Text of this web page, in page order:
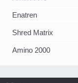
Enatren
Shred Matrix
Amino 2000